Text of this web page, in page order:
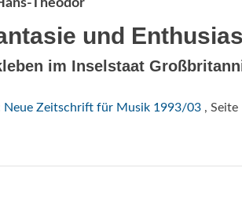
Theodor
und
im Inselstaat
Neue Zeitschrift für Musik 1993/03 , Seite